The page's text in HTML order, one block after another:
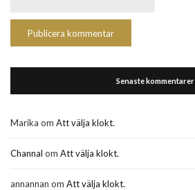
Senaste kommentarer
Marika om Att välja klokt.
Channal om Att välja klokt.
annannan om Att välja klokt.